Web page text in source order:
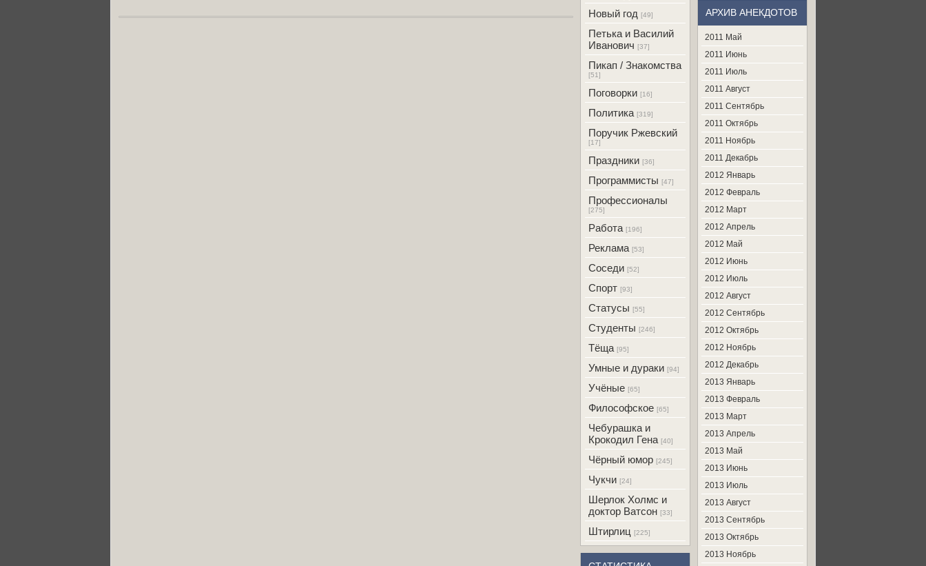
Новый год [49]
Петька и Василий
Иванович [37]
Пикап / Знакомства
[51]
Поговорки [16]
Политика [319]
Поручик Ржевский
[17]
Праздники [36]
Программисты [47]
Профессионалы
[275]
Работа [196]
Реклама [53]
Соседи [52]
Спорт [93]
Статусы [55]
Студенты [246]
Тёща [95]
Умные и дураки [94]
Учёные [65]
Философское [65]
Чебурашка и
Крокодил Гена [40]
Чёрный юмор [245]
Чукчи [24]
Шерлок Холмс и
доктор Ватсон [33]
Штирлиц [225]
АРХИВ АНЕКДОТОВ
2011 Май
2011 Июнь
2011 Июль
2011 Август
2011 Сентябрь
2011 Октябрь
2011 Ноябрь
2011 Декабрь
2012 Январь
2012 Февраль
2012 Март
2012 Апрель
2012 Май
2012 Июнь
2012 Июль
2012 Август
2012 Сентябрь
2012 Октябрь
2012 Ноябрь
2012 Декабрь
2013 Январь
2013 Февраль
2013 Март
2013 Апрель
2013 Май
2013 Июнь
2013 Июль
2013 Август
2013 Сентябрь
2013 Октябрь
2013 Ноябрь